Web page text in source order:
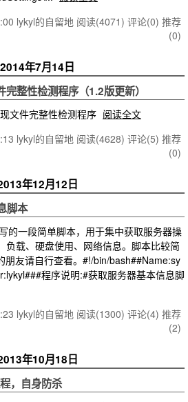
lykyl的自留地 阅读(4071) 评论(0) 推荐
(0)
2014年7月14日
整性检测程序（1.2版更新）
文件完整性检测程序 阅读全文
lykyl的自留地 阅读(4628) 评论(5) 推荐
(0)
年12月12日
脚本
的一段简单脚本，用于集中获取服务器操
负载、硬盘使用、网络信息。脚本比较简
朋友请自行查看。#!/bin/bash##Name:sy
程序说明:#获取服务器基本信息脚
lykyl的自留地 阅读(1300) 评论(4) 推荐
(2)
年10月18日
，自身防杀